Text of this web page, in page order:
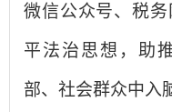
微信公众号、税
平法治思想，助
部、社会群众中入